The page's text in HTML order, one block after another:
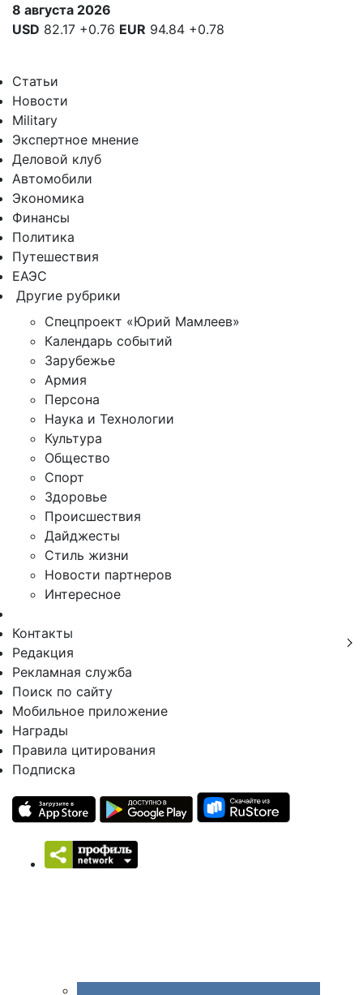
8 августа 2026
USD 82.17 +0.76 EUR 94.84 +0.78
Статьи
Новости
Military
Экспертное мнение
Деловой клуб
Автомобили
Экономика
Финансы
Политика
Путешествия
ЕАЭС
Другие рубрики
Спецпроект «Юрий Мамлеев»
Календарь событий
Зарубежье
Армия
Персона
Наука и Технологии
Культура
Общество
Спорт
Здоровье
Происшествия
Дайджесты
Стиль жизни
Новости партнеров
Интересное
Контакты
Редакция
Рекламная служба
Поиск по сайту
Мобильное приложение
Награды
Правила цитирования
Подписка